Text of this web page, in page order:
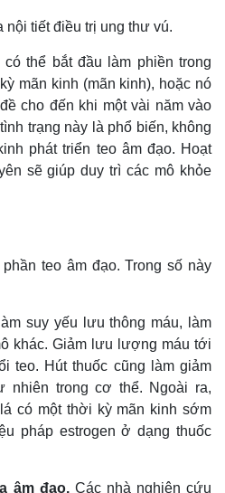
nội tiết điều trị ung thư vú.
thể bắt đầu làm phiền trong
mãn kinh (mãn kinh), hoặc nó
cho đến khi một vài năm vào
trạng này là phổ biến, không
phát triển teo âm đạo. Hoạt
sẽ giúp duy trì các mô khỏe
teo âm đạo. Trong số này
suy yếu lưu thông máu, làm
khác. Giảm lưu lượng máu tới
teo. Hút thuốc cũng làm giảm
nhiên trong cơ thể. Ngoài ra,
có một thời kỳ mãn kinh sớm
pháp estrogen ở dạng thuốc
âm đạo.Các nhà nghiên cứu